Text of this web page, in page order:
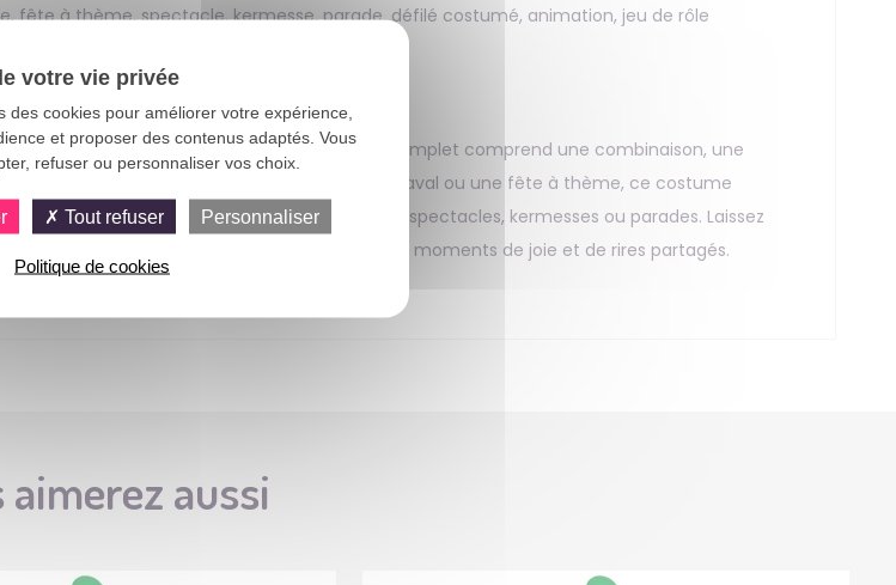
fête à thème, spectacle, kermesse, parade, défilé costumé, animation, jeu de rôle
plombier enfant ! Ce déguisement complet comprend une combinaison, une
Que ce soit pour un anniversaire, un carnaval ou une fête à thème, ce costume
garantissent un look captivant lors de spectacles, kermesses ou parades. Laissez
déguisement plombier enfant, idéal pour des moments de joie et de rires partagés.
aimerez aussi
votre vie privée
des cookies pour améliorer votre expérience,
et proposer des contenus adaptés. Vous
refuser ou personnaliser vos choix.
Tout refuser Personnaliser
Politique de cookies